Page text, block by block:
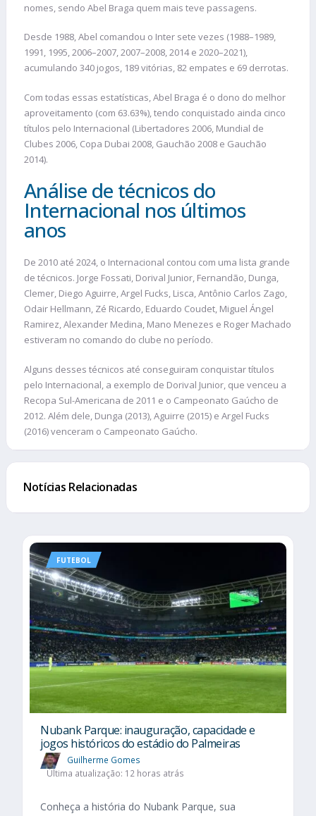
nomes, sendo Abel Braga quem mais teve passagens.
Desde 1988, Abel comandou o Inter sete vezes (1988–1989,
1991, 1995, 2006–2007, 2007–2008, 2014 e 2020–2021),
acumulando 340 jogos, 189 vitórias, 82 empates e 69 derrotas.
Com todas essas estatísticas, Abel Braga é o dono do melhor
aproveitamento (com 63.63%), tendo conquistado ainda cinco
títulos pelo Internacional (Libertadores 2006, Mundial de
Clubes 2006, Copa Dubai 2008, Gauchão 2008 e Gauchão
2014).
Análise de técnicos do
Internacional nos últimos
anos
De 2010 até 2024, o Internacional contou com uma lista grande
de técnicos. Jorge Fossati, Dorival Junior, Fernandão, Dunga,
Clemer, Diego Aguirre, Argel Fucks, Lisca, Antônio Carlos Zago,
Odair Hellmann, Zé Ricardo, Eduardo Coudet, Miguel Ángel
Ramirez, Alexander Medina, Mano Menezes e Roger Machado
estiveram no comando do clube no período.
Alguns desses técnicos até conseguiram conquistar títulos
pelo Internacional, a exemplo de Dorival Junior, que venceu a
Recopa Sul-Americana de 2011 e o Campeonato Gaúcho de
2012. Além dele, Dunga (2013), Aguirre (2015) e Argel Fucks
(2016) venceram o Campeonato Gaúcho.
Notícias Relacionadas
FUTEBOL
Nubank Parque: inauguração, capacidade e
jogos históricos do estádio do Palmeiras
Guilherme Gomes
Última atualização: 12 horas atrás
Conheça a história do Nubank Parque, sua